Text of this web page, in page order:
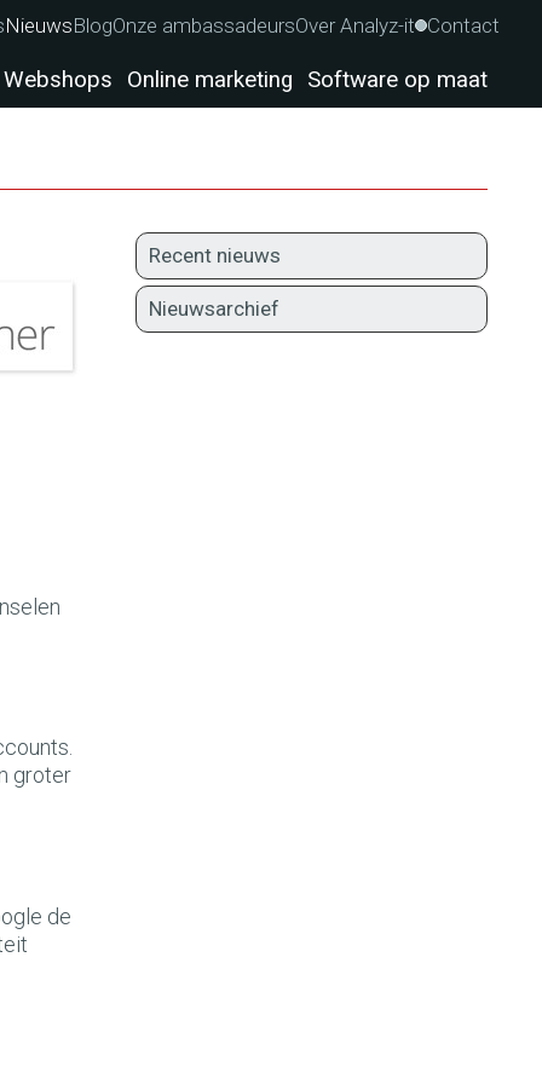
NieuwsBlogOnze ambassadeursOver Analyz-it Contact
Webshops Online marketing Software op maat
Recent nieuws
Nieuwsarchief
groter
de